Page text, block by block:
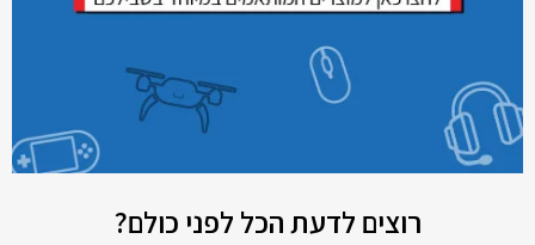
רוצים לדעת הכל לפני כולם?